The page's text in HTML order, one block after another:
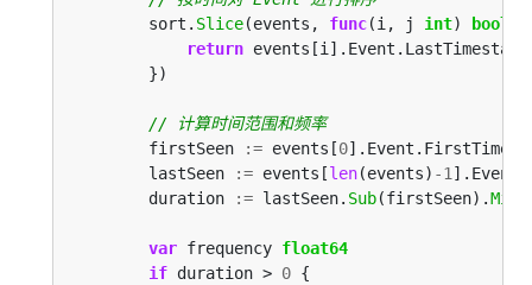
        sort.
Slice(events, func(i, j int) bool
return
        firstSeen
:= events[0
        lastSeen
:= events[len(events) -1
        duration
:= lastSeen. Sub(firstSeen).
var frequency float64
if duration > 0